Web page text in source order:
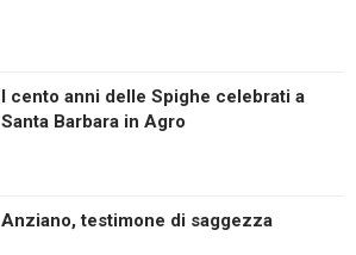
I cento anni delle Spighe celebrati a
Santa Barbara in Agro
Anziano, testimone di saggezza